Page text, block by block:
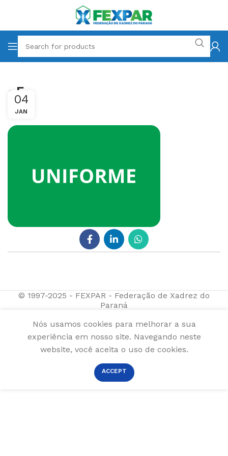
g5
04
JAN
© 1997-2025 - FEXPAR - Federação de Xadrez do
Paraná
Nós usamos cookies para melhorar a sua
experiência em nosso site. Navegando neste
website, você aceita o uso de cookies.
ACCEPT